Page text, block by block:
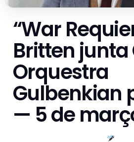
“War
Britten junta
Orquestra
Gulbenkian
— 5 de